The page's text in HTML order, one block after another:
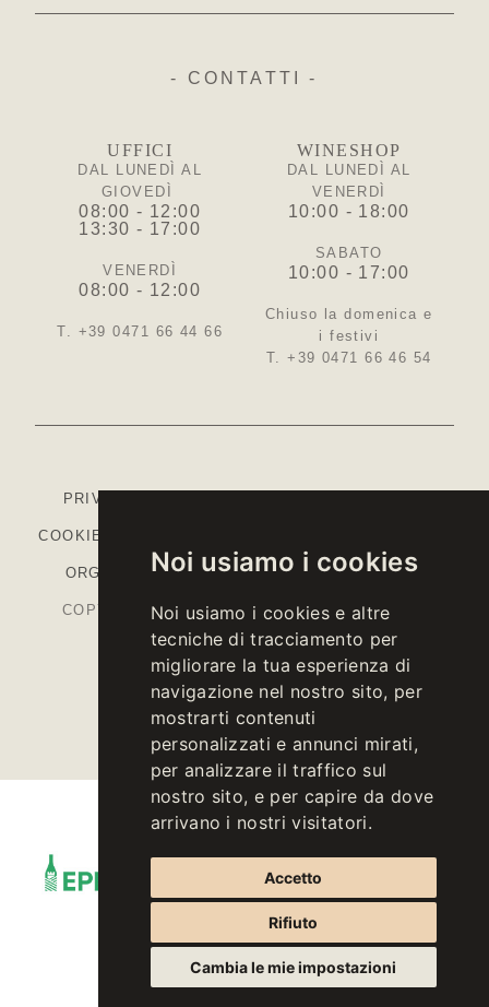
Noi usiamo i cookies
Noi usiamo i cookies e altre
tecniche di tracciamento per
migliorare la tua esperienza di
navigazione nel nostro sito, per
mostrarti contenuti
personalizzati e annunci mirati,
per analizzare il traffico sul
nostro sito, e per capire da dove
arrivano i nostri visitatori.
Accetto
Rifiuto
Cambia le mie impostazioni
UFFICI
DAL LUNEDÌ AL
GIOVEDÌ
08:00 - 12:00
13:30 - 17:00
VENERDÌ
08:00 - 12:00
T. +39 0471 66 44 66
- CONTATTI -
WINESHOP
DAL LUNEDÌ AL
VENERDÌ
10:00 - 18:00
SABATO
10:00 - 17:00
Chiuso la domenica e
i festivi
T. +39 0471 66 46 54
PRIVACY
COOKIE
ORGANIZZATIVO -PIANO STRATEGICO PAC
COPYRIGHT © 2026 KELLEREI ST. MICHAEL-
EPPAN CANTINA
P.IVA IT00126670215